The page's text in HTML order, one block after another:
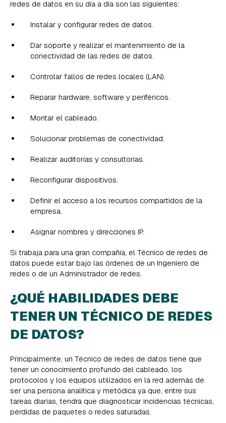
redes de datos en su día a día son las siguientes:
Instalar y configurar redes de datos.
Dar soporte y realizar el mantenimiento de la
conectividad de las redes de datos.
Controlar fallos de redes locales (LAN).
Reparar hardware, software y periféricos.
Montar el cableado.
Solucionar problemas de conectividad.
Realizar auditorías y consultorías.
Reconfigurar dispositivos.
Definir el acceso a los recursos compartidos de la
empresa.
Asignar nombres y direcciones IP.
Si trabaja para una gran compañía, el Técnico de redes de
datos puede estar bajo las órdenes de un Ingeniero de
redes o de un Administrador de redes.
¿QUÉ HABILIDADES DEBE
TENER UN TÉCNICO DE REDES
DE DATOS?
Principalmente, un Técnico de redes de datos tiene que
tener un conocimiento profundo del cableado, los
protocolos y los equipos utilizados en la red además de
ser una persona analítica y metódica ya que, entre sus
tareas diarias, tendrá que diagnosticar incidencias técnicas,
pérdidas de paquetes o redes saturadas.